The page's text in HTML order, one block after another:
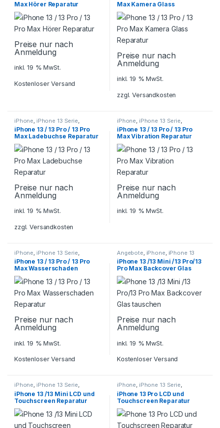
Max Hörer Reparatur
Preise nur nach
Anmeldung
inkl. 19 % MwSt.
Kostenloser Versand
Max Kamera Glass
Reparatur
Preise nur nach
Anmeldung
inkl. 19 % MwSt.
zzgl.Versandkosten
iPhone iPhone 13 Serie
Smartphone Reparatur
iPhone 13 / 13 Pro / 13 Pro
Max Ladebuchse Reparatur
Preise nur nach
Anmeldung
inkl. 19 % MwSt.
zzgl.Versandkosten
iPhone iPhone 13 Serie
Smartphone Reparatur
iPhone 13 / 13 Pro / 13 Pro
Max Vibration Reparatur
Preise nur nach
Anmeldung
inkl. 19 % MwSt.
iPhone iPhone 13 Serie
Smartphone Reparatur
iPhone 13 / 13 Pro / 13 Pro
Max Wasserschaden
Reparatur
Preise nur nach
Anmeldung
inkl. 19 % MwSt.
Kostenloser Versand
Angebote iPhone iPhone 13
Serie Smartphone Reparatur
iPhone 13 /13 Mini /13 Pro/13
Pro Max Backcover Glas
tauschen
Preise nur nach
Anmeldung
inkl. 19 % MwSt.
Kostenloser Versand
iPhone iPhone 13 Serie
Smartphone Reparatur
iPhone 13 /13 Mini LCD und
Touchscreen Reparatur
iPhone iPhone 13 Serie
Smartphone Reparatur
iPhone 13 Pro LCD und
Touchscreen Reparatur